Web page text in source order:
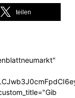
teilen